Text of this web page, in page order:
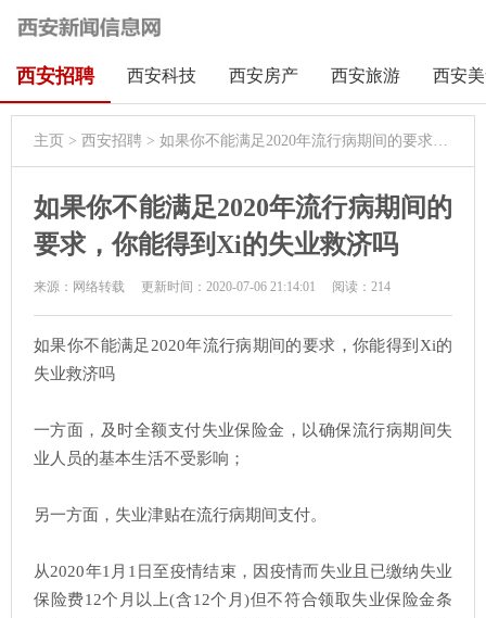
西安招聘 西安科技 西安房产 西安旅游 西安
主页 > 西安招聘 > 如果你不能满足2020年流行病期间的要求，你能得到Xi的失业救济吗
如果你不能满足2020年流行病期间的
要求，你能得到Xi的失业救济吗
来源：网络转载 更新时间：2020-07-06 21:14:01 阅读： 214
如果你不能满足2020年流行病期间的要求，你能得到Xi的
失业救济吗
一方面，及时全额支付失业保险金，以确保流行病期间失
业人员的基本生活不受影响；
另一方面，失业津贴在流行病期间支付。
从2020年1月1日至疫情结束，因疫情而失业且已缴纳失业
保险费12个月以上(含12个月)但不符合领取失业保险金条